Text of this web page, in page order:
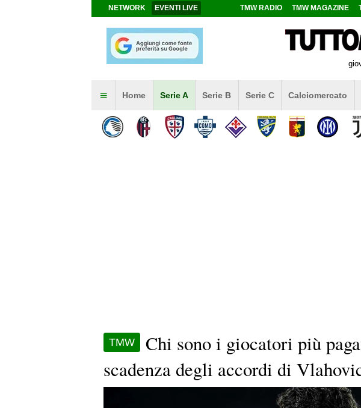
NETWORK EVENTI LIVE TMW RADIO TMW MAGAZINE
Home Serie A Serie B Serie C Calciomercato
TMW
Chi sono i giocatori più
scadenza degli accordi di